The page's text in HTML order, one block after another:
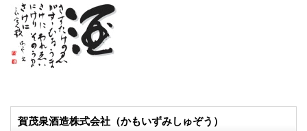
賀茂泉酒造株式会社（かもいずみしゅぞう）